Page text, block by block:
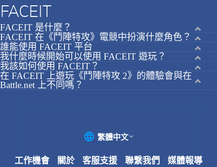
FACEIT
FACEIT 是什麼？
FACEIT 在《鬥陣特攻》電競中扮演什麼角色？
誰能使用 FACEIT 平台
我什麼時候開始可以使用 FACEIT 遊玩？
我該如何使用 FACEIT？
在 FACEIT 上遊玩《鬥陣特攻 2》的體驗會與在
Battle.net 上不同嗎？